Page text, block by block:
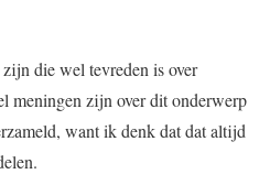
die wel tevreden is over
meningen zijn over dit onderwerp
want ik denk dat dat altijd